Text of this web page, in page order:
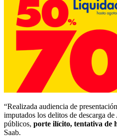
“Realizada audiencia de
imputados los delitos de descarga
públicos, porte ilícito, tentativa de
Saab.